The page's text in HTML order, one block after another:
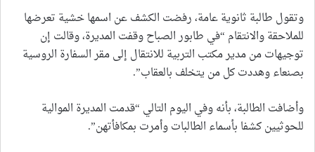
وتقول طالبة ثانوية عامة، رفضت الكشف عن اسمها خشية تعرضها
للملاحقة والانتقام “في طابور الصباح وقفت المديرة، وقالت إن
توجيهات من مدير مكتب التربية للانتقال إلى مقر السفارة الروسية
بصنعاء وهددت كل من يتخلف بالعقاب”.
وأضافت الطالبة، بأنه وفي اليوم التالي “قدمت المديرة الموالية
للحوثيين كشفا بأسماء الطالبات وأمرت بمكافأتهن”.